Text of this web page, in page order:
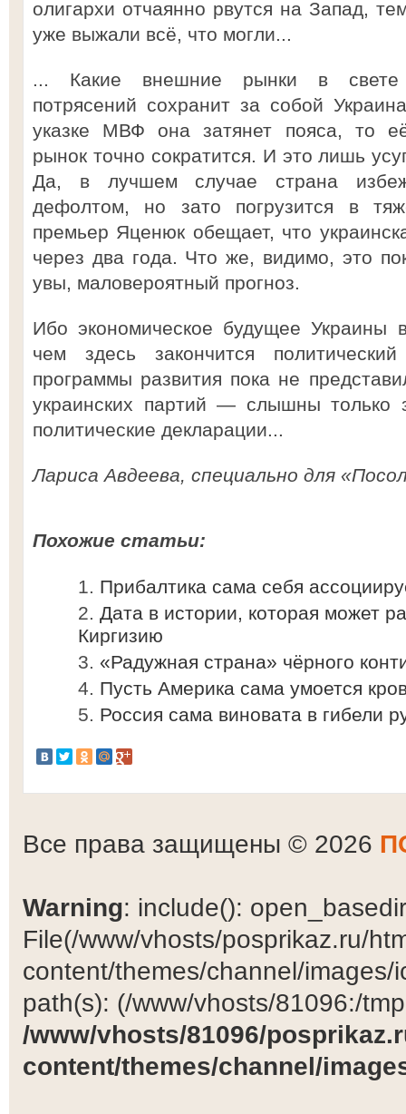
олигархи отчаянно рвутся на Запад,
уже выжали всё, что могли...
... Какие внешние рынки в свете
потрясений сохранит за собой
указке МВФ она затянет пояса, то
рынок точно сократится. И это лишь
Да, в лучшем случае страна
дефолтом, но зато погрузится в
премьер Яценюк обещает, что
через два года. Что же, видимо, это
увы, маловероятный прогноз.
Ибо экономическое будущее Украины
чем здесь закончится
программы развития пока не
украинских партий — слышны только
политические декларации...
Лариса Авдеева, специально для
Похожие статьи:
Прибалтика сама себя
Дата в истории, которая может
Киргизию
«Радужная страна» чёрного
Пусть Америка сама умоется
Россия сама виновата в гибели
Все права защищены © 2026
Warning: include():
File(/www/vhosts/posprikaz.ru/
content/themes/channel/
path(s): (/www/vhosts/81096:/
/www/vhosts/81096/
content/themes/channel/